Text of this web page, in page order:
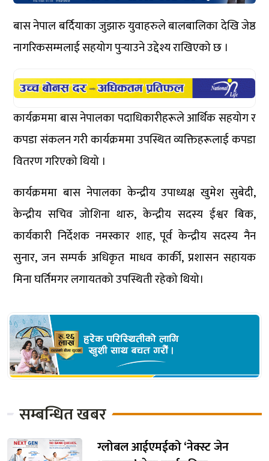
बास नेपाल बर्दियाका जुझारु युवाहरुले बालबालिका देखि जेष्ठ
नागरिकसम्मलाई सहयोग पुर्‍याउने उद्देश्य राखिएको छ ।
कार्यक्रममा बास नेपालका पदाधिकारीहरूले आर्थिक सहयोग र
कपडा संकलन गरी कार्यक्रममा उपस्थित व्यक्तिहरूलाई कपडा
वितरण गरिएको थियो ।
कार्यक्रममा बास नेपालका केन्द्रीय उपाध्यक्ष खुमेश सुबेदी,
केन्द्रीय सचिव जोशिना थारु, केन्द्रीय सदस्य ईश्वर बिक,
कार्यकारी निर्देशक नमस्कार शाह, पूर्व केन्द्रीय सदस्य नैन
सुनार, जन सम्पर्क अधिकृत माधव कार्की, प्रशासन सहायक
मिना घर्तिमगर लगायतको उपस्थिती रहेको थियो।
सम्बन्धित खबर
ग्लोबल आईएमईको ‘नेक्स्ट जेन